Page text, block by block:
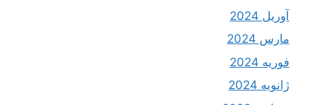
آوریل 2024
مارس 2024
فوریه 2024
ژانویه 2024